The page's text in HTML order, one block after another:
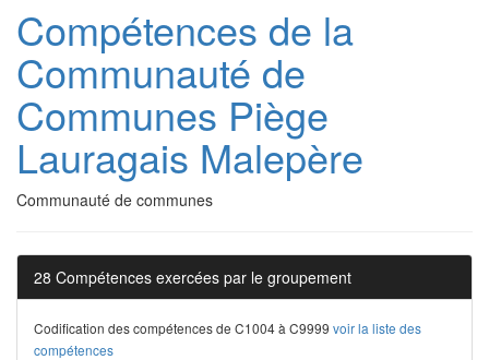
Compétences de la
Communauté de
Communes Piège
Lauragais Malepère
Communauté de communes
28 Compétences exercées par le groupement
Codification des compétences de C1004 à C9999 voir la liste des
compétences